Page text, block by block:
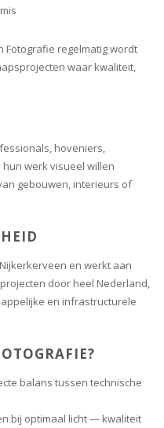
Fotografie regelmatig wordt
waar kwaliteit,
hoveniers,
werk visueel willen
gebouwen, interieurs of
en werkt aan
door heel Nederland,
en infrastructurele
balans tussen technische
bij optimaal licht — kwaliteit